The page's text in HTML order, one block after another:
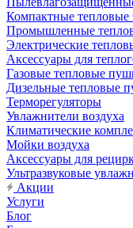
Компактные тепловые
Промышленные
Электрические
Аксессуары для
Газовые тепловые
Дизельные тепловые
Терморегуляторы
Увлажнители воздуха
Климатические
Мойки воздуха
Аксессуары для
Ультразвуковые
Акции
Услуги
Блог